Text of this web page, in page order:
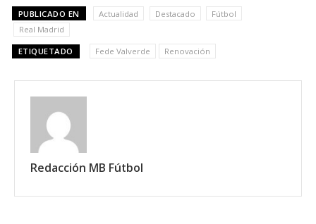
PUBLICADO EN Actualidad Destacado
Fútbol
Real Madrid
ETIQUETADO Fede Valverde Renovación
Redacción MB Fútbol